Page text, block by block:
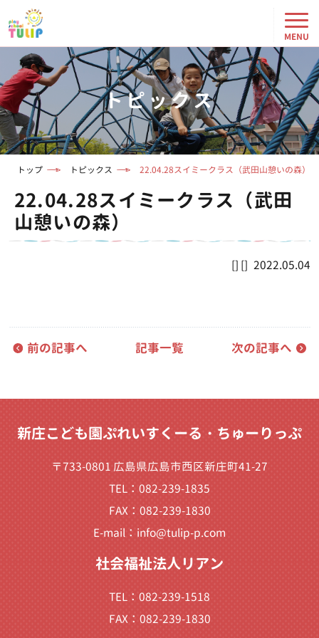
トピックス
トップ トピックス 22.04.28スイミークラス（武田山憩いの森）
22.04.28スイミークラス（武田
山憩いの森）
2022.05.04
前の記事へ 記事一覧 次の記事へ
新庄こども園ぷれいすくーる・ちゅーりっぷ
〒733-0801 広島県広島市西区新庄町41-27
TEL：082-239-1835
FAX：082-239-1830
E-mail： info@tulip-p.com
社会福祉法人リアン
TEL：082-239-1518
FAX：082-239-1830